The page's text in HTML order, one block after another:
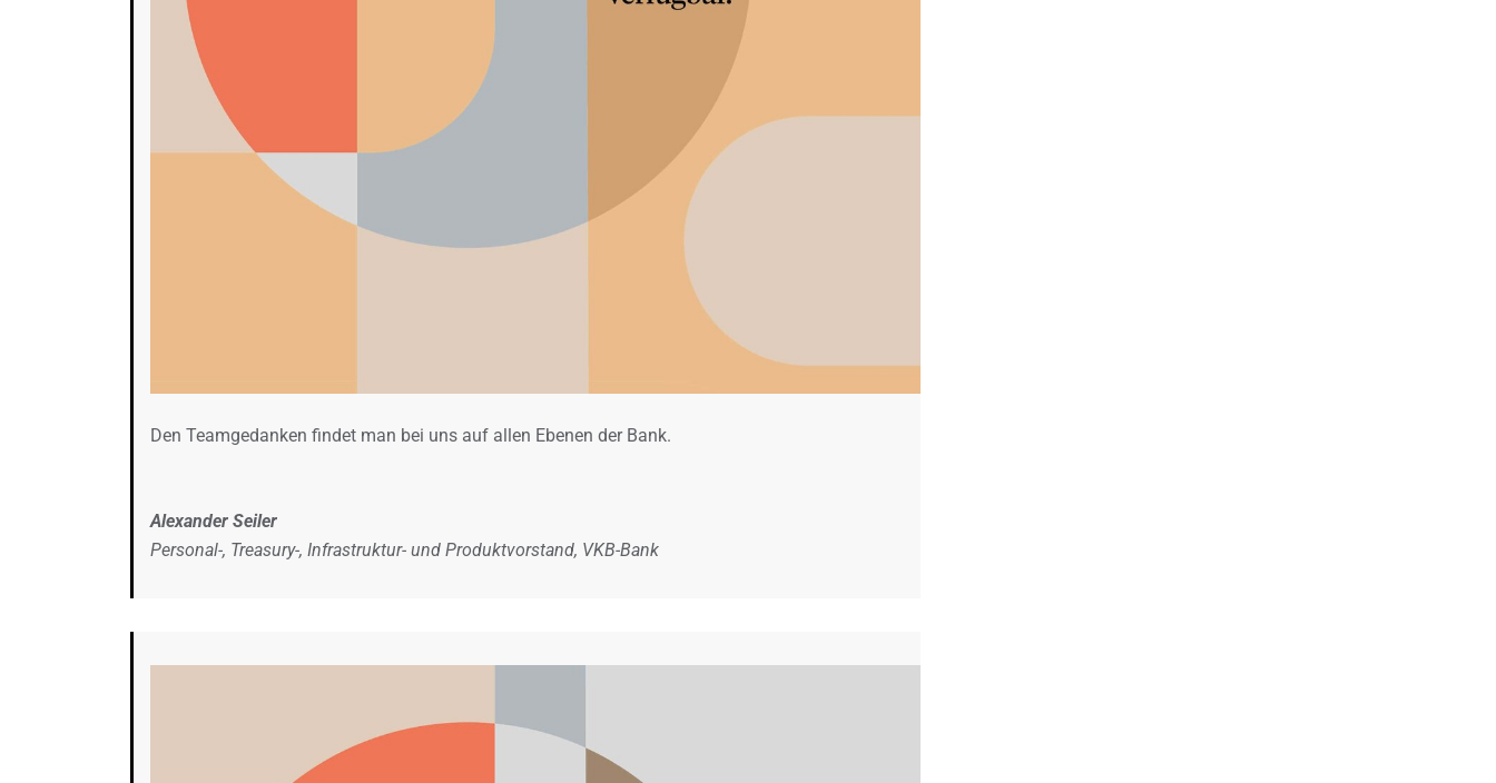
Den Teamgedanken findet man bei uns auf allen Ebenen der Bank.
Alexander Seiler
Personal-, Treasury-, Infrastruktur- und Produktvorstand, VKB-Bank